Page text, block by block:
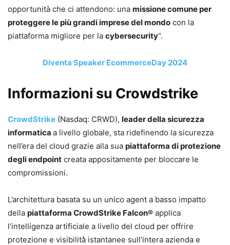
opportunità che ci attendono: una missione comune per
proteggere le più grandi imprese del mondo con la
piattaforma migliore per la cybersecurity“.
Diventa Speaker EcommerceDay 2024
Informazioni su Crowdstrike
CrowdStrike (Nasdaq: CRWD), leader della sicurezza
informatica a livello globale, sta ridefinendo la sicurezza
nell’era del cloud grazie alla sua piattaforma di protezione
degli endpoint creata appositamente per bloccare le
compromissioni.
L’architettura basata su un unico agent a basso impatto
della piattaforma CrowdStrike Falcon® applica
l’intelligenza artificiale a livello del cloud per offrire
protezione e visibilità̀ istantanee sull’intera azienda e